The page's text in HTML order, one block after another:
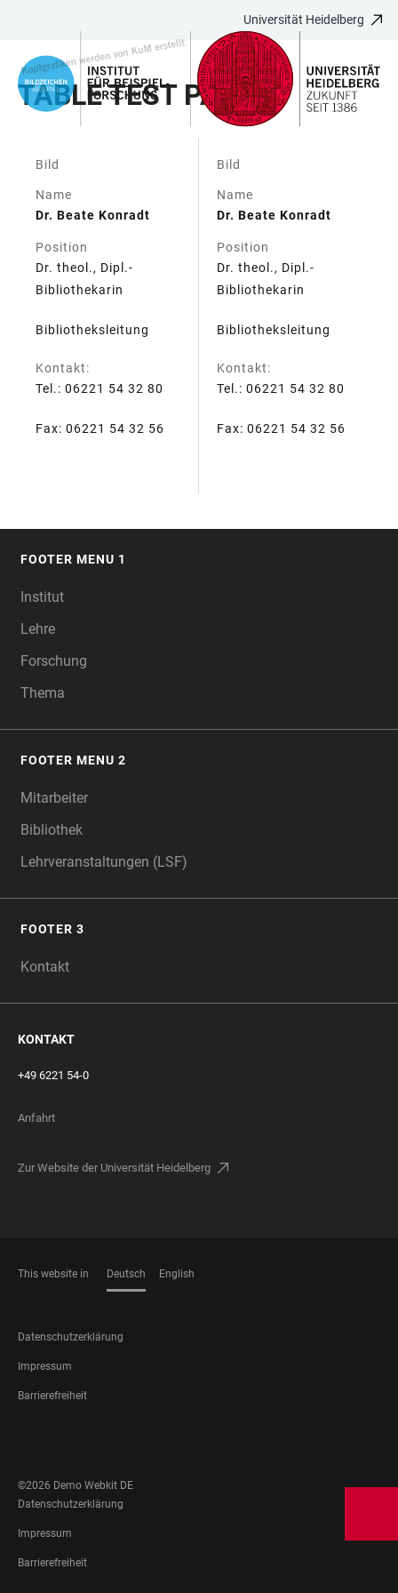
ZUR
BARRIEREFREIHEIT
Universität Heidelberg
TABLE TEST PAGE
Bild
Name
Dr. Beate Konradt
Position
Dr. theol., Dipl.-
Bibliothekarin
Bibliotheksleitung
Kontakt:
Tel.: 06221 54 32 80
Fax: 06221 54 32 56
Bild
Name
Dr. Beate Konradt
Position
Dr. theol., Dipl.-
Bibliothekarin
Bibliotheksleitung
Kontakt:
Tel.: 06221 54 32 80
Fax: 06221 54 32 56
FOOTER MENU 1
Institut
Lehre
Forschung
Thema
FOOTER MENU 2
Mitarbeiter
Bibliothek
Lehrveranstaltungen (LSF)
FOOTER 3
Kontakt
KONTAKT
+49 6221 54-0
Anfahrt
Zur Website der Universität Heidelberg
This website in Deutsch English
FOOTER
LEGAL
Datenschutzerklärung
Impressum
Barrierefreiheit
MEDIA
©2026 Demo Webkit DE
FOOTER
LEGAL
Datenschutzerklärung
Impressum
Barrierefreiheit